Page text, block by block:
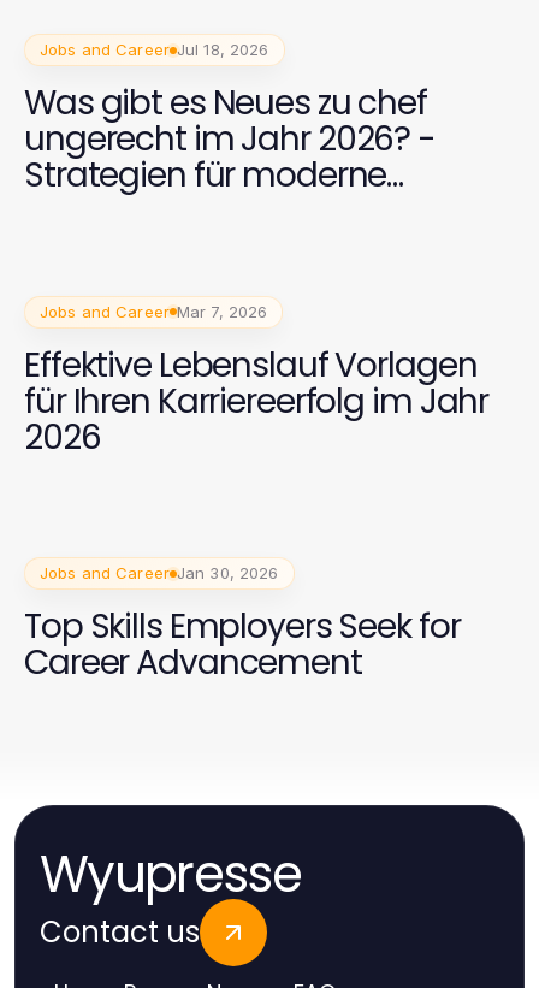
Jobs and Career Jul 18, 2026
Was gibt es Neues zu chef
ungerecht im Jahr 2026? -
Strategien für moderne
Führungskräfte
Jobs and Career Mar 7, 2026
Effektive Lebenslauf Vorlagen
für Ihren Karriereerfolg im Jahr
2026
Jobs and Career Jan 30, 2026
Top Skills Employers Seek for
Career Advancement
Wyupresse
Contact us